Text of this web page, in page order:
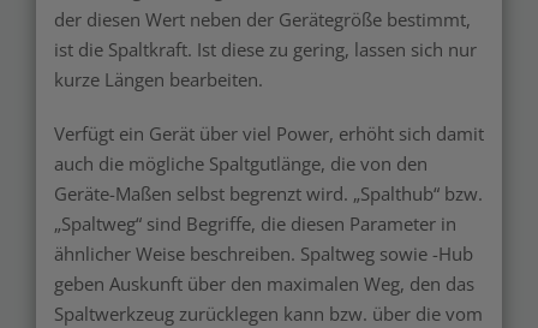
der diesen Wert neben der Gerätegröße bestimmt,
ist die Spaltkraft. Ist diese zu gering, lassen sich nur
kurze Längen bearbeiten.
Verfügt ein Gerät über viel Power, erhöht sich damit
auch die mögliche Spaltgutlänge, die von den
Geräte-Maßen selbst begrenzt wird. „Spalthub“ bzw.
„Spaltweg“ sind Begriffe, die diesen Parameter in
ähnlicher Weise beschreiben. Spaltweg sowie -Hub
geben Auskunft über den maximalen Weg, den das
Spaltwerkzeug zurücklegen kann bzw. über die vom